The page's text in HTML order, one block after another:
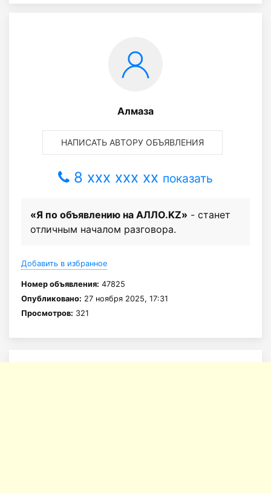
Алмаза
НАПИСАТЬ АВТОРУ ОБЪЯВЛЕНИЯ
8 xxx xxx xx показать
«Я по объявлению на АЛЛО.KZ» - станет
отличным началом разговора.
Добавить в избранное
Номер объявления: 47825
Опубликовано: 27 ноября 2025, 17:31
Просмотров: 321